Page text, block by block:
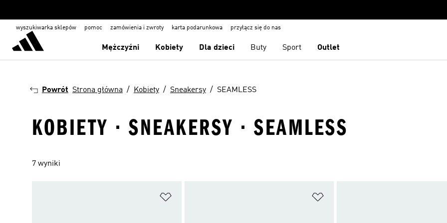
wyszukiwarka sklepów pomoc zamówienia i zwroty karta podarunkowa przyłącz się do nas
Mężczyźni Kobiety Dla dzieci Buty Sport Outlet
Powrót Strona główna Kobiety Sneakersy SEAMLESS
KOBIETY · SNEAKERSY · SEAMLESS
7 wyniki